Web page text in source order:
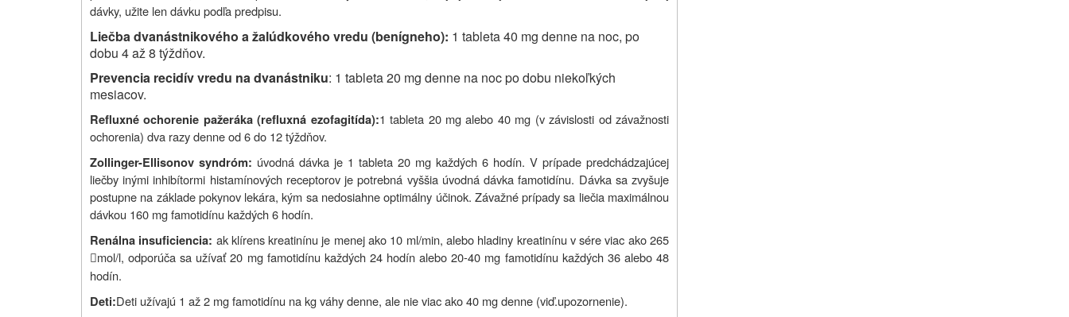
dávky, užite len dávku podľa predpisu.
Liečba dvanástnikového a žalúdkového vredu (benígneho): 1 tableta 40 mg denne na noc, po
dobu 4 až 8 týždňov.
Prevencia recidív vredu na dvanástniku: 1 tableta 20 mg denne na noc po dobu niekoľkých
mesiacov.
Refluxné ochorenie pažeráka (refluxná ezofagitída):1 tableta 20 mg alebo 40 mg (v závislosti od závažnosti
ochorenia) dva razy denne od 6 do 12 týždňov.
Zollinger-Ellisonov syndróm: úvodná dávka je 1 tableta 20 mg každých 6 hodín. V prípade predchádzajúcej
liečby inými inhibítormi histamínových receptorov je potrebná vyššia úvodná dávka famotidínu. Dávka sa zvyšuje
postupne na základe pokynov lekára, kým sa nedosiahne optimálny účinok. Závažné prípady sa liečia maximálnou
dávkou 160 mg famotidínu každých 6 hodín.
Renálna insuficiencia: ak klírens kreatinínu je menej ako 10 ml/min, alebo hladiny kreatinínu v sére viac ako 265
mol/l, odporúča sa užívať 20 mg famotidínu každých 24 hodín alebo 20-40 mg famotidínu každých 36 alebo 48
hodín.
Deti:Deti užívajú 1 až 2 mg famotidínu na kg váhy denne, ale nie viac ako 40 mg denne (viď.upozornenie).